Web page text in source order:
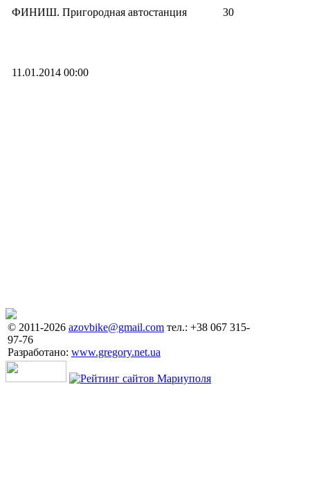
ФИНИШ. Пригородная автостанция 30
11.01.2014 00:00
© 2011-2026 azovbike@gmail.com тел.: +38 067 315-
97-76
Разработано: www.gregory.net.ua